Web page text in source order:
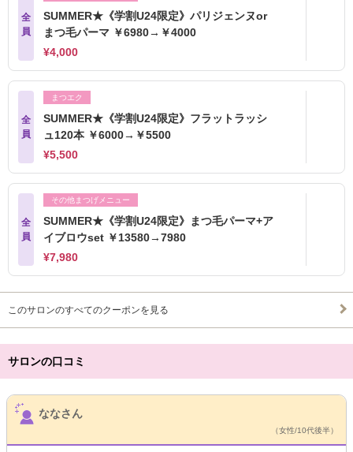
全
員
SUMMER★《学割U24限定》パリジェンヌor
まつ毛パーマ ￥6980→￥4000
¥4,000
全
員
まつエク
SUMMER★《学割U24限定》フラットラッシ
ュ120本 ￥6000→￥5500
¥5,500
全
員
その他まつげメニュー
SUMMER★《学割U24限定》まつ毛パーマ+ア
イブロウset ￥13580→7980
¥7,980
このサロンのすべてのクーポンを見る
サロンの口コミ
サロンPick Up
ななさん
（女性/10代後半）